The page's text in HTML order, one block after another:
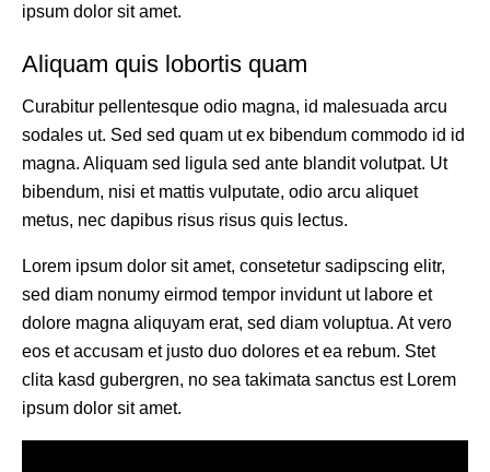
ipsum dolor sit amet.
Aliquam quis lobortis quam
Curabitur pellentesque odio magna, id malesuada arcu
sodales ut. Sed sed quam ut ex bibendum commodo id id
magna. Aliquam sed ligula sed ante blandit volutpat. Ut
bibendum, nisi et mattis vulputate, odio arcu aliquet
metus, nec dapibus risus risus quis lectus.
Lorem ipsum dolor sit amet, consetetur sadipscing elitr,
sed diam nonumy eirmod tempor invidunt ut labore et
dolore magna aliquyam erat, sed diam voluptua. At vero
eos et accusam et justo duo dolores et ea rebum. Stet
clita kasd gubergren, no sea takimata sanctus est Lorem
ipsum dolor sit amet.